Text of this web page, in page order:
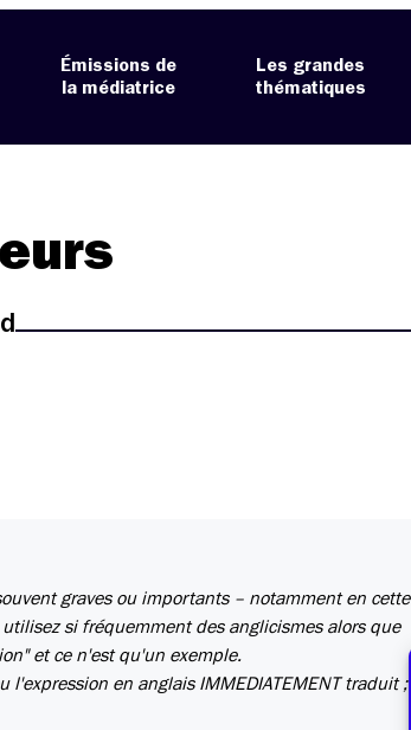
Émissions de
la médiatrice
Les grandes
thématiques
graves ou importants – notamment en cette
si fréquemment des anglicismes alors que
et ce n'est qu'un exemple.
en anglais IMMEDIATEMENT traduit ;